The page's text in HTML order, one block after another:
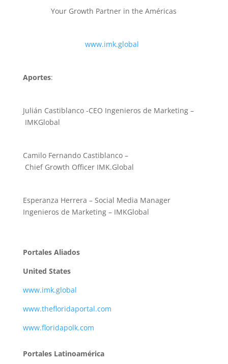
Your Growth Partner in the Américas
www.imk.global
Aportes:
Julián Castiblanco -CEO Ingenieros de Marketing –
IMKGlobal
Camilo Fernando Castiblanco –
Chief Growth Officer IMK.Global
Esperanza Herrera – Social Media Manager
Ingenieros de Marketing – IMKGlobal
Portales Aliados
United States
www.imk.global
www.thefloridaportal.com
www.floridapolk.com
Portales Latinoamérica